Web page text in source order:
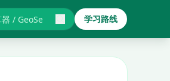
学习路线